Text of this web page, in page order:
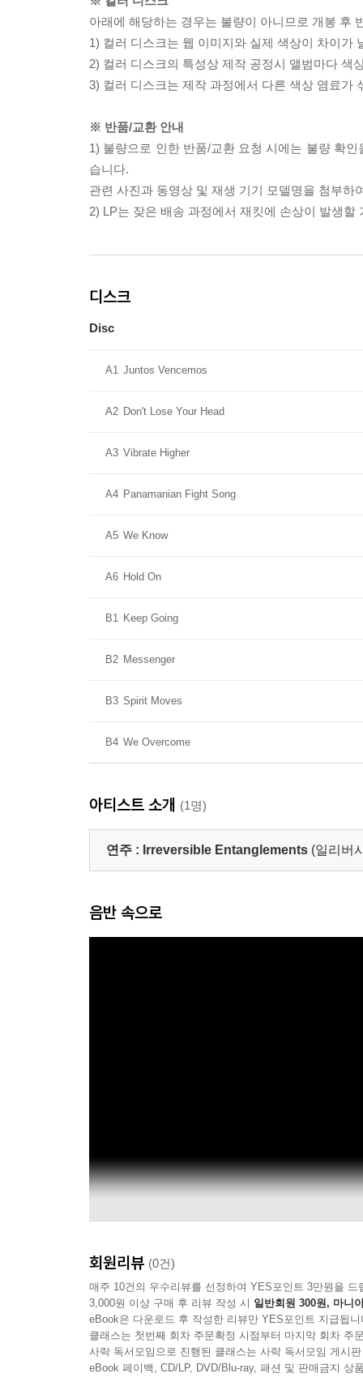
아래에 해당하는 경우는 불량이 아니므로 개봉 후
1) 컬러 디스크는 웹 이미지와 실제 색상이 차이가
2) 컬러 디스크의 특성상 제작 공정시 앨범마다 색
3) 컬러 디스크는 제작 과정에서 다른 색상 염료가
※ 반품/교환 안내
1) 불량으로 인한 반품/교환 요청 시에는 불량 확
습니다.
관련 사진과 동영상 및 재생 기기 모델명을 첨부하
2) LP는 잦은 배송 과정에서 재킷에 손상이 발생
디스크
Disc
A1 Juntos Vencemos
A2 Don't Lose Your Head
A3 Vibrate Higher
A4 Panamanian Fight Song
A5 We Know
A6 Hold On
B1 Keep Going
B2 Messenger
B3 Spirit Moves
B4 We Overcome
아티스트 소개 (1명)
연주 : Irreversible Entanglements (일리버
음반 속으로
회원리뷰 (0건)
매주 10건의 우수리뷰를 선정하여 YES포인트 3만원을 드
3,000원 이상 구매 후 리뷰 작성 시 일반회원 300원, 마니
eBook은 다운로드 후 작성한 리뷰만 YES포인트 지급됩니
클래스는 첫번째 회차 주문확정 시점부터 마지막 회차 주
사락 독서모임으로 진행된 클래스는 사락 독서모임 게시
eBook 페이백, CD/LP, DVD/Blu-ray, 패션 및 판매금지 상